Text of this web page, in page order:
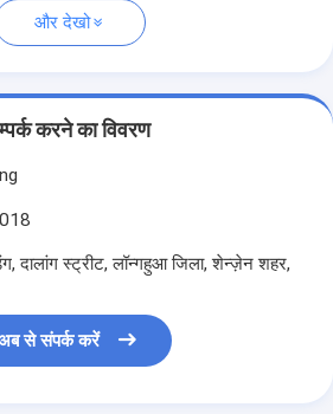
और देखो
करने का विवरण
दालांग स्ट्रीट, लॉन्गहुआ जिला, शेन्ज़ेन शहर,
से संपर्क करें